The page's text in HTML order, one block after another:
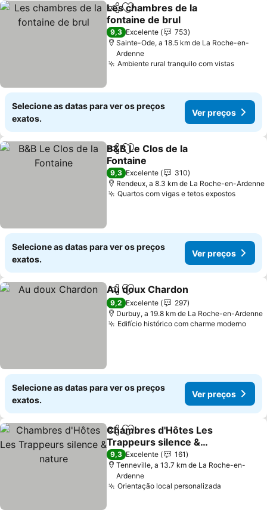
PartilharAdicionar aos favoritos
Les chambres de la
fontaine de brul
9,3 Excelente
753
Sainte-Ode, a 18.5 km de La Roche-en-
Ardenne
Ambiente rural tranquilo com vistas
Selecione as datas para ver os preços
exatos.
Ver preços
PartilharAdicionar aos favoritos
B&B Le Clos de la
Fontaine
9,3 Excelente
310
Rendeux, a 8.3 km de La Roche-en-Ardenne
Quartos com vigas e tetos expostos
Selecione as datas para ver os preços
exatos.
Ver preços
PartilharAdicionar aos favoritos
Au doux Chardon
9,2 Excelente
297
Durbuy, a 19.8 km de La Roche-en-Ardenne
Edifício histórico com charme moderno
Selecione as datas para ver os preços
exatos.
Ver preços
PartilharAdicionar aos favoritos
Chambres d'Hôtes Les
Trappeurs silence &
nature
9,3 Excelente
161
Tenneville, a 13.7 km de La Roche-en-
Ardenne
Orientação local personalizada